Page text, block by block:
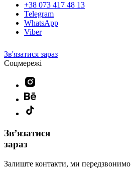
+38 073 417 48 13
Telegram
WhatsApp
Viber
Зв'язатися зараз
Соцмережі
Звʼязатися
зараз
Залиште контакти, ми передзвонимо